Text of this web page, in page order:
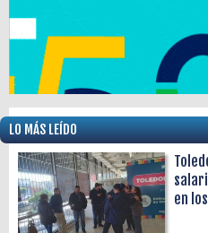
LO MÁS LEÍDO
en